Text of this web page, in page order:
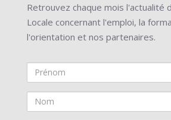
Retrouvez chaque mois l'actualité
Locale concernant l'emploi, la
l'orientation et nos partenaires.
Prénom
Nom